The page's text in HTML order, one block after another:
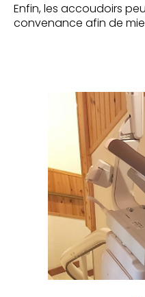
Enfin, les accoudoirs
convenance afin de